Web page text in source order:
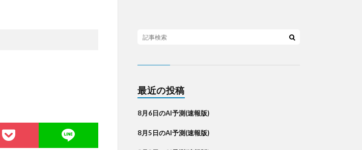
最近の投稿
8月6日のAI予測(速報版)
8月5日のAI予測(速報版)